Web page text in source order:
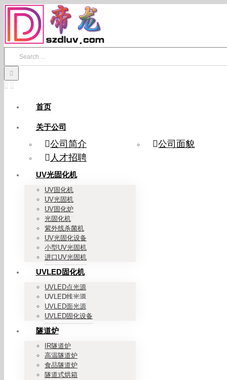
Skip
content
首页
关于公司
公司简介
公司面貌
人才招聘
UV光固化机
UV固化机
UV光固机
UV固化炉
光固化机
紫外线杀菌机
UV光固化设备
小型UV光固机
进口UV光固机
UVLED固化机
UVLED点光源
UVLED线光源
UVLED面光源
UVLED固化设备
隧道炉
IR隧道炉
高温隧道炉
食品隧道炉
隧道式烘箱